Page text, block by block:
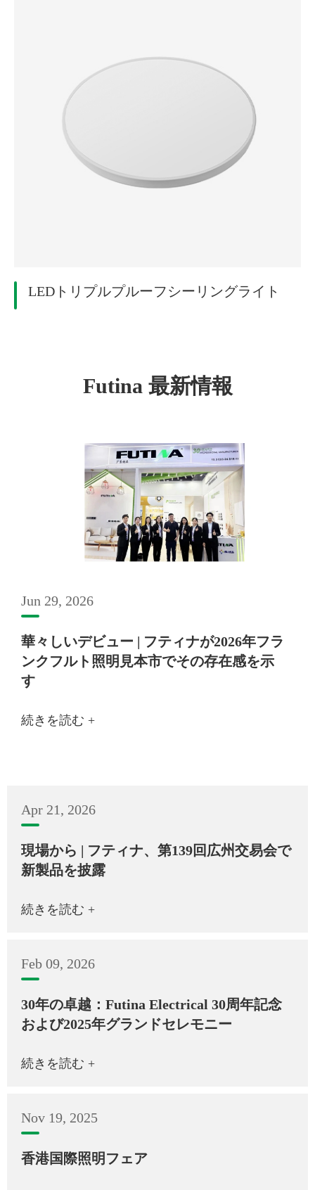
LEDトリプルプルーフシーリングライト
Futina 最新情報
Jun 29, 2026
華々しいデビュー | フティナが2026年フラ
ンクフルト照明見本市でその存在感を示
す
続きを読む +
Apr 21, 2026
現場から | フティナ、第139回広州交易会で
新製品を披露
続きを読む +
Feb 09, 2026
30年の卓越：Futina Electrical 30周年記念
および2025年グランドセレモニー
続きを読む +
Nov 19, 2025
香港国際照明フェア